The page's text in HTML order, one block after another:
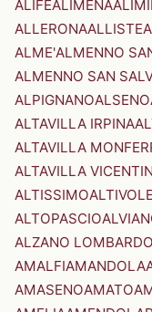
ALIFEALIMENA
ALLERONAALLISTE
ALME'ALMENNO
ALMENNO SAN
ALPIGNANOALSENO
ALTAVILLA IRPINA
ALTAVILLA
ALTAVILLA
ALTISSIMOALTIVOLE
ALTOPASCIO
ALZANO LOMBARDO
AMALFIAMANDOLA
AMASENOAMATO